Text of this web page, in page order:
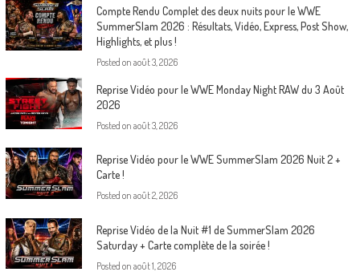
Compte Rendu Complet des deux nuits pour le WWE
SummerSlam 2026 : Résultats, Vidéo, Express, Post Show,
Highlights, et plus !
Posted on août 3, 2026
Reprise Vidéo pour le WWE Monday Night RAW du 3 Août
2026
Posted on août 3, 2026
Reprise Vidéo pour le WWE SummerSlam 2026 Nuit 2 +
Carte !
Posted on août 2, 2026
Reprise Vidéo de la Nuit #1 de SummerSlam 2026
Saturday + Carte complète de la soirée !
Posted on août 1, 2026